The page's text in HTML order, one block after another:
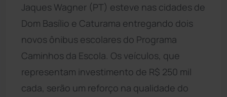
Jaques Wagner (PT) esteve nas cidades de
Dom Basílio e Caturama entregando dois
novos ônibus escolares do Programa
Caminhos da Escola. Os veículos, que
representam investimento de R$ 250 mil
cada, serão um reforço na qualidade do